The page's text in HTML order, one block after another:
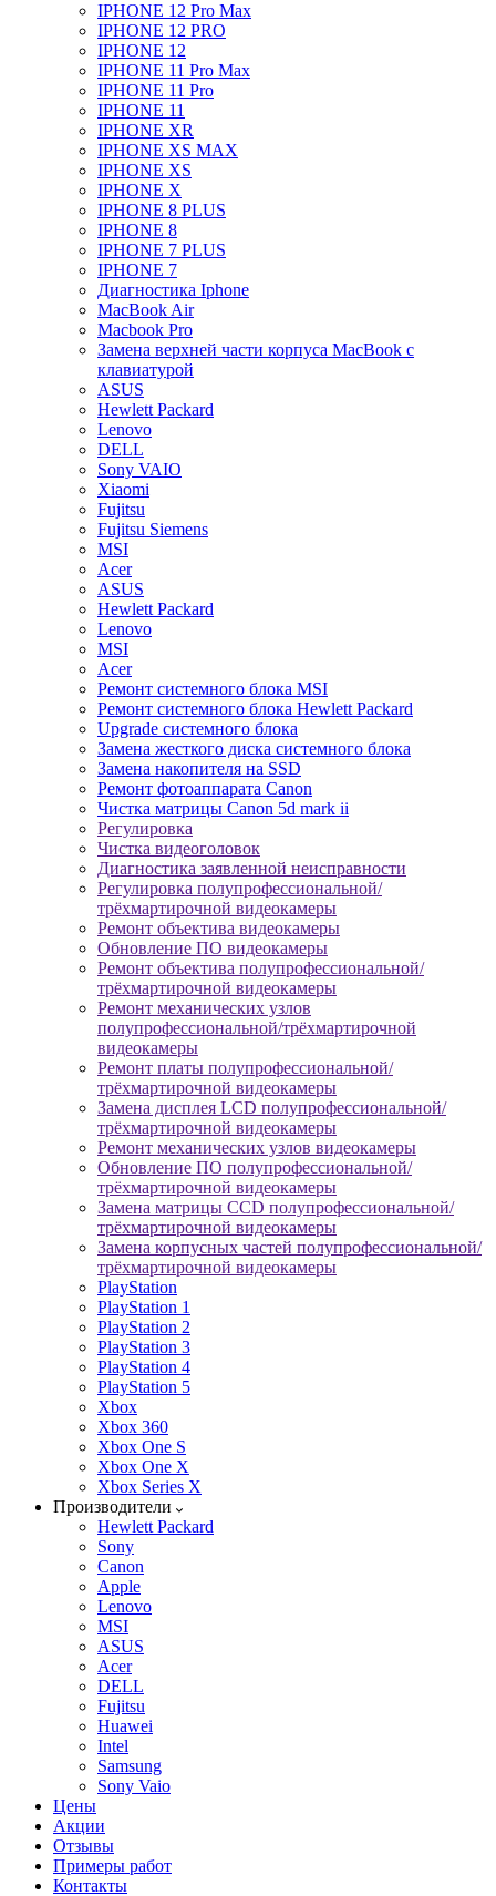
IPHONE 12 Pro Max
IPHONE 12 PRO
IPHONE 12
IPHONE 11 Pro Max
IPHONE 11 Pro
IPHONE 11
IPHONE XR
IPHONE XS MAX
IPHONE XS
IPHONE X
IPHONE 8 PLUS
IPHONE 8
IPHONE 7 PLUS
IPHONE 7
Диагностика Iphone
MacBook Air
Macbook Pro
Замена верхней части корпуса MacBook с
клавиатурой
ASUS
Hewlett Packard
Lenovo
DELL
Sony VAIO
Xiaomi
Fujitsu
Fujitsu Siemens
MSI
Acer
ASUS
Hewlett Packard
Lenovo
MSI
Acer
Ремонт системного блока MSI
Ремонт системного блока Hewlett Packard
Upgrade системного блока
Замена жесткого диска системного блока
Замена накопителя на SSD
Ремонт фотоаппарата Canon
Чистка матрицы Canon 5d mark ii
Регулировка
Чистка видеоголовок
Диагностика заявленной неисправности
Регулировка полупрофессиональной/
трёхмартирочной видеокамеры
Ремонт объектива видеокамеры
Обновление ПО видеокамеры
Ремонт объектива полупрофессиональной/
трёхмартирочной видеокамеры
Ремонт механических узлов
полупрофессиональной/трёхмартирочной
видеокамеры
Ремонт платы полупрофессиональной/
трёхмартирочной видеокамеры
Замена дисплея LCD полупрофессиональной/
трёхмартирочной видеокамеры
Ремонт механических узлов видеокамеры
Обновление ПО полупрофессиональной/
трёхмартирочной видеокамеры
Замена матрицы CCD полупрофессиональной/
трёхмартирочной видеокамеры
Замена корпусных частей полупрофессиональной/
трёхмартирочной видеокамеры
PlayStation
PlayStation 1
PlayStation 2
PlayStation 3
PlayStation 4
PlayStation 5
Xbox
Xbox 360
Xbox One S
Xbox One X
Xbox Series X
Производители
Hewlett Packard
Sony
Canon
Apple
Lenovo
MSI
ASUS
Acer
DELL
Fujitsu
Huawei
Intel
Samsung
Sony Vaio
Цены
Акции
Отзывы
Примеры работ
Контакты